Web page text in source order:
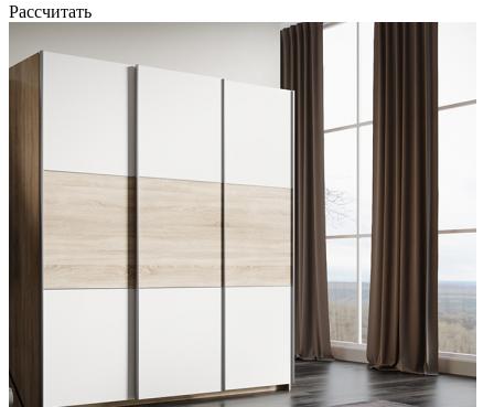
Рассчитать